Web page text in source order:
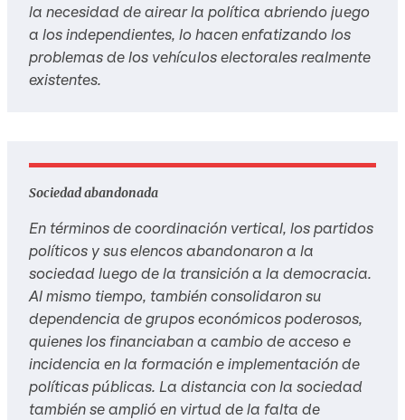
la necesidad de airear la política abriendo juego
a los independientes, lo hacen enfatizando los
problemas de los vehículos electorales realmente
existentes.
Sociedad abandonada
En términos de coordinación vertical, los partidos
políticos y sus elencos abandonaron a la
sociedad luego de la transición a la democracia.
Al mismo tiempo, también consolidaron su
dependencia de grupos económicos poderosos,
quienes los financiaban a cambio de acceso e
incidencia en la formación e implementación de
políticas públicas. La distancia con la sociedad
también se amplió en virtud de la falta de